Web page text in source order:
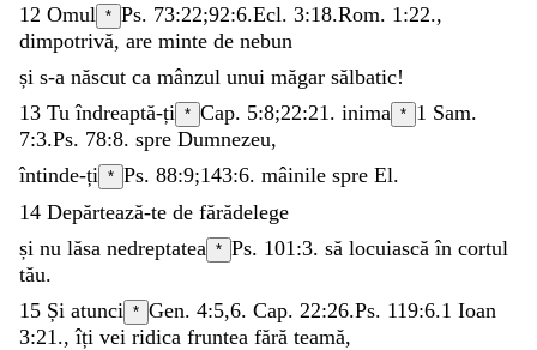
12 Omul * Ps. 73:22;92:6.Ecl. 3:18.Rom. 1:22.,
dimpotrivă, are minte de nebun
și s-a născut ca mânzul unui măgar sălbatic!
13 Tuîndreaptă-ți * Cap. 5:8;22:21 . inima * 1 Sam.
7:3.Ps. 78:8. spre Dumnezeu,
întinde-ți * Ps. 88:9;143:6. mâinile spre El.
14 Depărtează-te de fărădelege
și nu lăsa nedreptatea * Ps. 101:3. să locuiascăîn cortul
tău.
15 Și atunci * Gen. 4:5,6. Cap. 22:26.Ps. 119:6.1 Ioan
3:21 .,îți vei ridica fruntea fără teamă,